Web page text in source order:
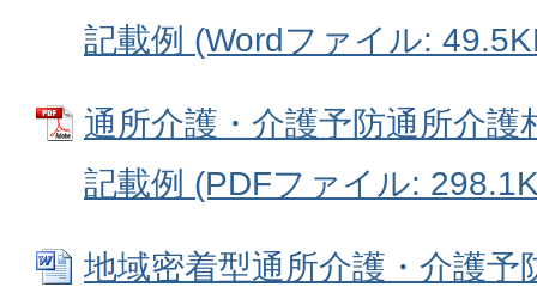
記載例 (Wordファイル:
通所介護・介護予防通所介
記載例 (PDFファイル:
地域密着型通所介護・介護予